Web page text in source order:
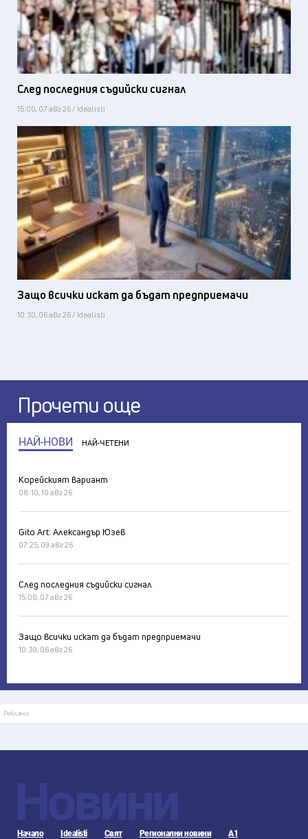
След последния съдийски сигнал
15:00, 07 авг 26 / Idealisti
Защо всички искат да бъдат предприемачи
10:30, 06 авг 26 / Idealisti
Прочети още
НАЙ-НОВИ НАЙ-ЧЕТЕНИ
Корейският вариант
08:10, 10 авг 26
Gito Art: Александър Юзев
07:25, 09 авг 26
След последния съдийски сигнал
15:00, 07 авг 26
Защо всички искат да бъдат предприемачи
10:30, 06 авг 26
Реклама
Новини
Начало Idealisti Свят Регионални новини А1